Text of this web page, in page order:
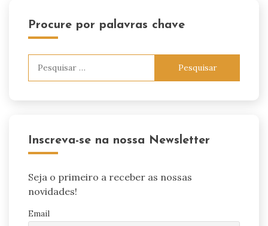
Procure por palavras chave
Inscreva-se na nossa Newsletter
Seja o primeiro a receber as nossas
novidades!
Email